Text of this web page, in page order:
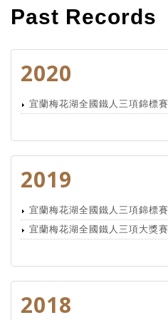
Past Records
2020
宜蘭梅花湖全國鐵人三項錦標賽
2019
宜蘭梅花湖全國鐵人三項錦標賽
宜蘭梅花湖全國鐵人三項大獎賽
2018